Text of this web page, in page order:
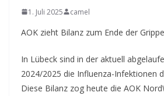
1. Juli 2025 camel
AOK zieht Bilanz zum Ende der
In Lübeck sind in der aktuell
2024/2025 die Influenza-Infektionen
Diese Bilanz zog heute die AOK